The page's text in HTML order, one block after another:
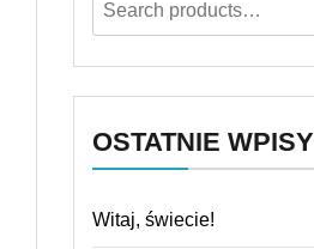
OSTATNIE WPISY
Witaj, świecie!